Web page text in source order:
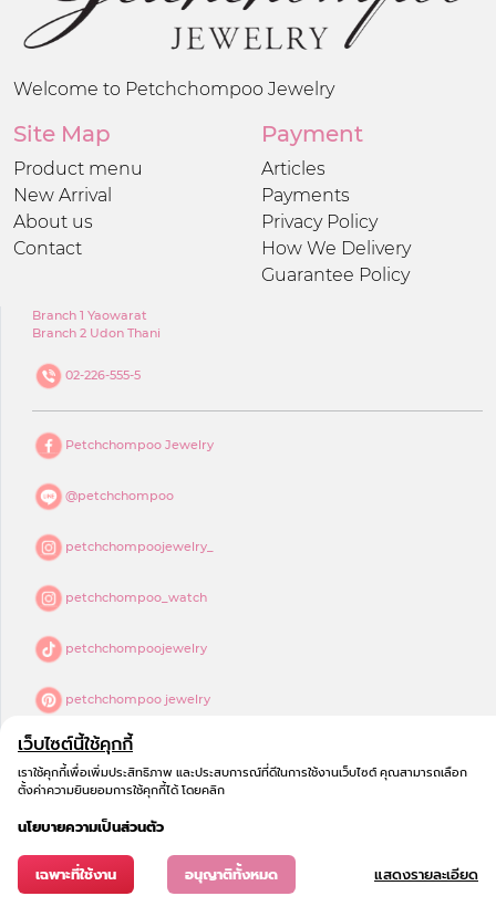
Welcome to Petchchompoo Jewelry
Site Map
Product menu
New Arrival
About us
Contact
Payment
Articles
Payments
Privacy Policy
How We Delivery
Guarantee Policy
Branch 1 Yaowarat
Branch 2 Udon Thani
02-226-555-5
Petchchompoo Jewelry
@petchchompoo
petchchompoojewelry_
petchchompoo_watch
petchchompoojewelry
petchchompoo jewelry
เว็บไซต์นี้ใช้คุกกี้
เราใช้คุกกี้เพื่อเพิ่มประสิทธิภาพ และประสบการณ์ที่ดีในการใช้งานเว็บไซต์ คุณสามารถเลือก
ตั้งค่าความยินยอมการใช้คุกกี้ได้ โดยคลิก
นโยบายความเป็นส่วนตัว
เฉพาะที่ใช้งาน อนุญาติทั้งหมด แสดงรายละเอียด